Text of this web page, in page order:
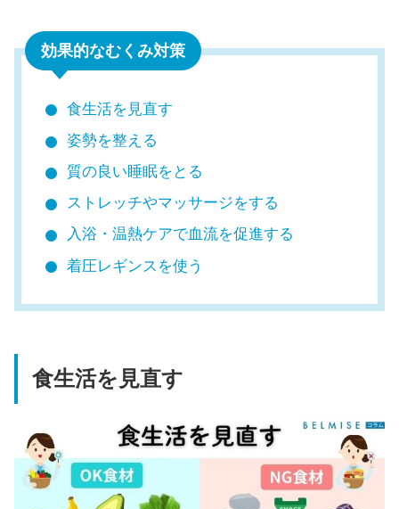
効果的なむくみ対策
食生活を見直す
姿勢を整える
質の良い睡眠をとる
ストレッチやマッサージをする
入浴・温熱ケアで血流を促進する
着圧レギンスを使う
食生活を見直す